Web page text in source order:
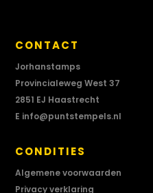
CONTACT
Jorhanstamps
Provincialeweg West 37
2851 EJ Haastrecht
E info@puntstempels.nl
CONDITIES
Algemene voorwaarden
Privacy verklaring